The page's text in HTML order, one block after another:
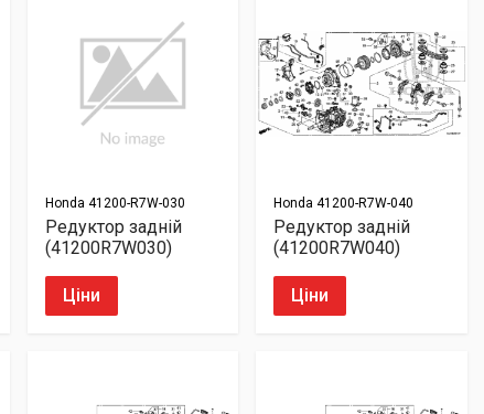
Honda 41200-R7W-030
Редуктор задній
(41200R7W030)
Ціни
Honda 41200-R7W-040
Редуктор задній
(41200R7W040)
Ціни